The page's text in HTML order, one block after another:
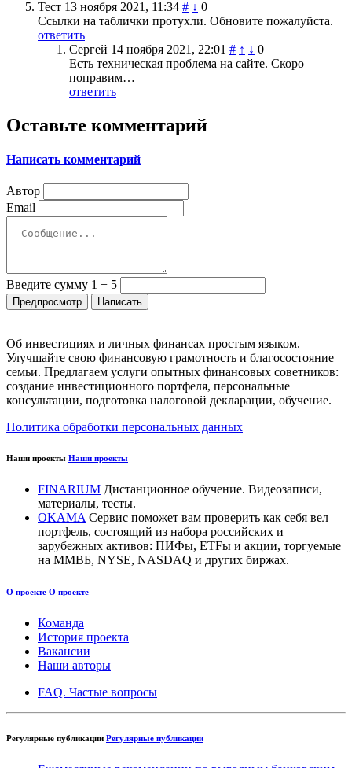
Тест 13 ноября 2021, 11:34 # ↓ 0
Ссылки на таблички протухли. Обновите пожалуйста.
ответить
Сергей 14 ноября 2021, 22:01 # ↑ ↓ 0
Есть техническая проблема на сайте. Скоро
поправим…
ответить
Оставьте комментарий
Написать комментарий
Автор
Email
Введите сумму 1 + 5
Об инвестициях и личных финансах простым языком.
Улучшайте свою финансовую грамотность и благосостояние
семьи. Предлагаем услуги опытных финансовых советников:
создание инвестиционного портфеля, персональные
консультации, подготовка налоговой декларации, обучение.
Политика обработки персональных данных
Наши проекты Наши проекты
FINARIUM Дистанционное обучение. Видеозаписи,
материалы, тесты.
OKAMA Сервис поможет вам проверить как себя вел
портфель, состоящий из набора российских и
зарубежных активов: ПИФы, ETFы и акции, торгуемые
на ММВБ, NYSE, NASDAQ и других биржах.
О проекте О проекте
Команда
История проекта
Вакансии
Наши авторы
FAQ. Частые вопросы
Регулярные публикации Регулярные публикации